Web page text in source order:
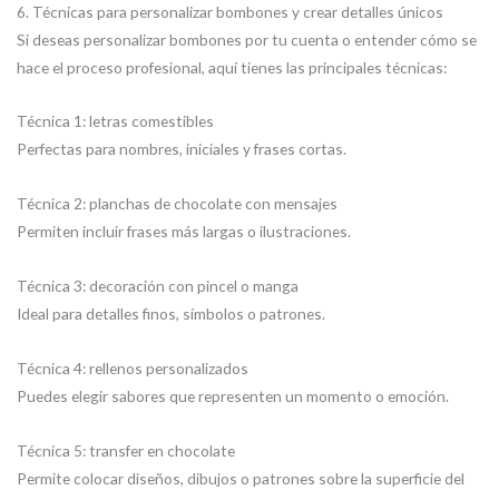
6. Técnicas para personalizar bombones y crear detalles únicos
Si deseas personalizar bombones por tu cuenta o entender cómo se
hace el proceso profesional, aquí tienes las principales técnicas:
Técnica 1: letras comestibles
Perfectas para nombres, iniciales y frases cortas.
Técnica 2: planchas de chocolate con mensajes
Permiten incluir frases más largas o ilustraciones.
Técnica 3: decoración con pincel o manga
Ideal para detalles finos, símbolos o patrones.
Técnica 4: rellenos personalizados
Puedes elegir sabores que representen un momento o emoción.
Técnica 5: transfer en chocolate
Permite colocar diseños, dibujos o patrones sobre la superficie del